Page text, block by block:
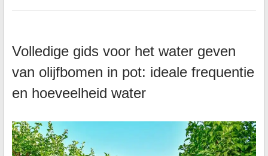
Volledige gids voor het water geven
van olijfbomen in pot: ideale frequentie
en hoeveelheid water